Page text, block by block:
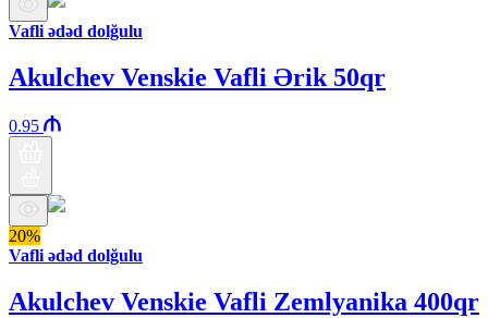
Vafli ədəd dolğulu
Akulchev Venskie Vafli Ərik 50qr
0.95
20%
Vafli ədəd dolğulu
Akulchev Venskie Vafli Zemlyanika 400qr